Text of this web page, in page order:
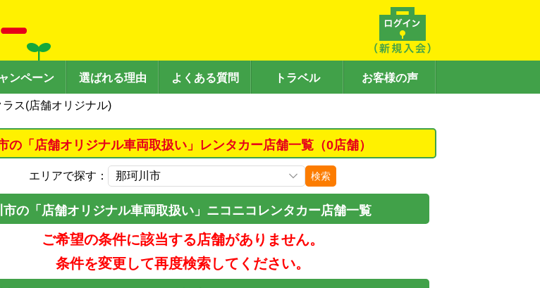
ンペーン 選ばれる理由 よくある質問 トラベル お客様の声
ラス(店舗オリジナル)
の「店舗オリジナル車両取扱い」レンタカー店舗一覧（0店舗）
エリアで探す： 検索
市の「店舗オリジナル車両取扱い」ニコニコレンタカー店舗一覧
ご希望の条件に該当する店舗がありません。
条件を変更して再度検索してください。